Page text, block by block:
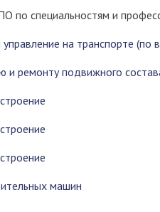
по специальностям и
на транспорте (по
и ремонту подвижного
машин